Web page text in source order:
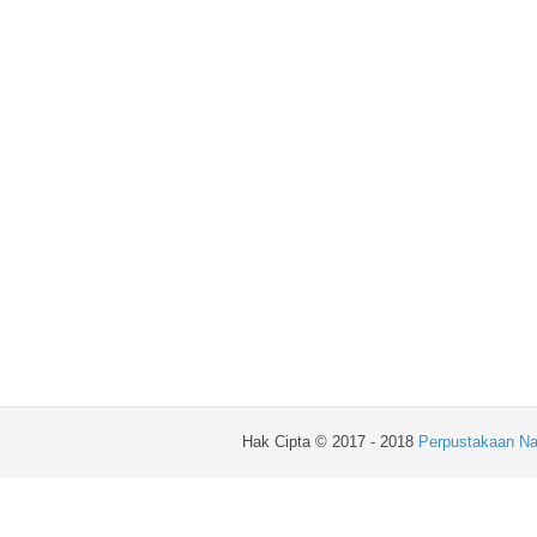
Hak Cipta © 2017 - 2018 Perpustakaan